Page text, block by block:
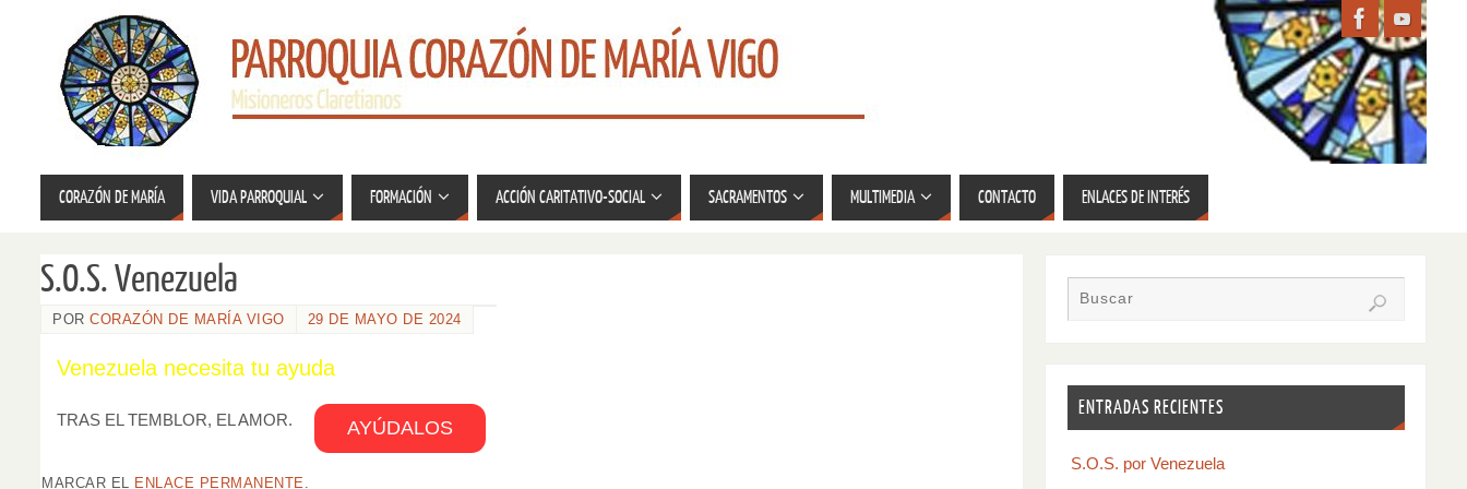
CORAZÓN DE MARÍA VIDA PARROQUIAL FORMACIÓN ACCIÓN CARITATIVO-SOCIAL SACRAMENTOS MULTIMEDIA CONTACTO ENLACES DE INTERÉS
S.O.S. Venezuela
POR CORAZÓN DE MARÍA VIGO 29 DE MAYO DE 2024
Venezuela necesita tu ayuda
TRAS EL TEMBLOR, EL AMOR. AYÚDALOS
MARCAR EL ENLACE PERMANENTE
ENTRADAS RECIENTES
S.O.S. por Venezuela